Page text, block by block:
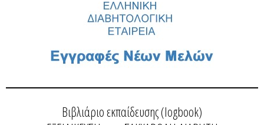
Βιβλιάριο εκπαίδευσης (logbook)